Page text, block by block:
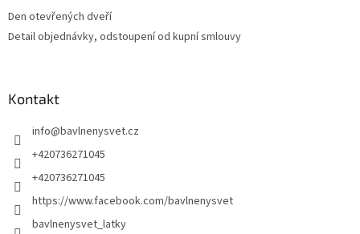
Den otevřených dveří
Detail objednávky, odstoupení od kupní smlouvy
Kontakt
info@bavlnenysvet.cz
+420736271045
+420736271045
https://www.facebook.com/bavlnenysvet
bavlnenysvet_latky